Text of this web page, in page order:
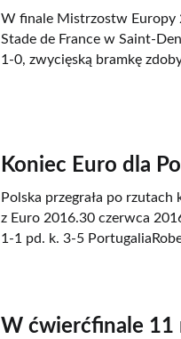
W finale Mistrzostw Europy
Stade de France w Saint-
1-0, zwycięską bramkę
Koniec Euro dla
Polska przegrała po
z Euro 2016.30 czerwca
1-1 pd. k. 3-5
W ćwierćfinale 11